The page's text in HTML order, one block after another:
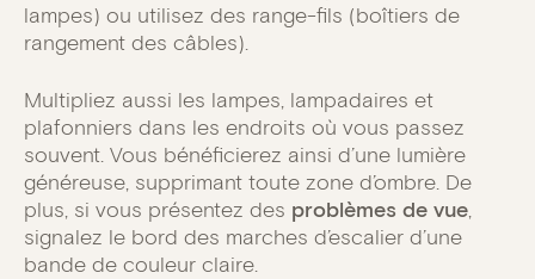
lampes) ou utilisez des range-fils (boîtiers de
rangement des câbles).
Multipliez aussi les lampes, lampadaires et
plafonniers dans les endroits où vous passez
souvent. Vous bénéficierez ainsi d’une lumière
généreuse, supprimant toute zone d’ombre. De
plus, si vous présentez des problèmes de vue,
signalez le bord des marches d’escalier d’une
bande de couleur claire.